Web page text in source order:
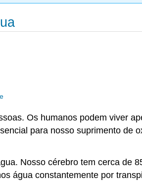
Os humanos podem viver
para nosso suprimento de
Nosso cérebro tem cerca de
água constantemente por